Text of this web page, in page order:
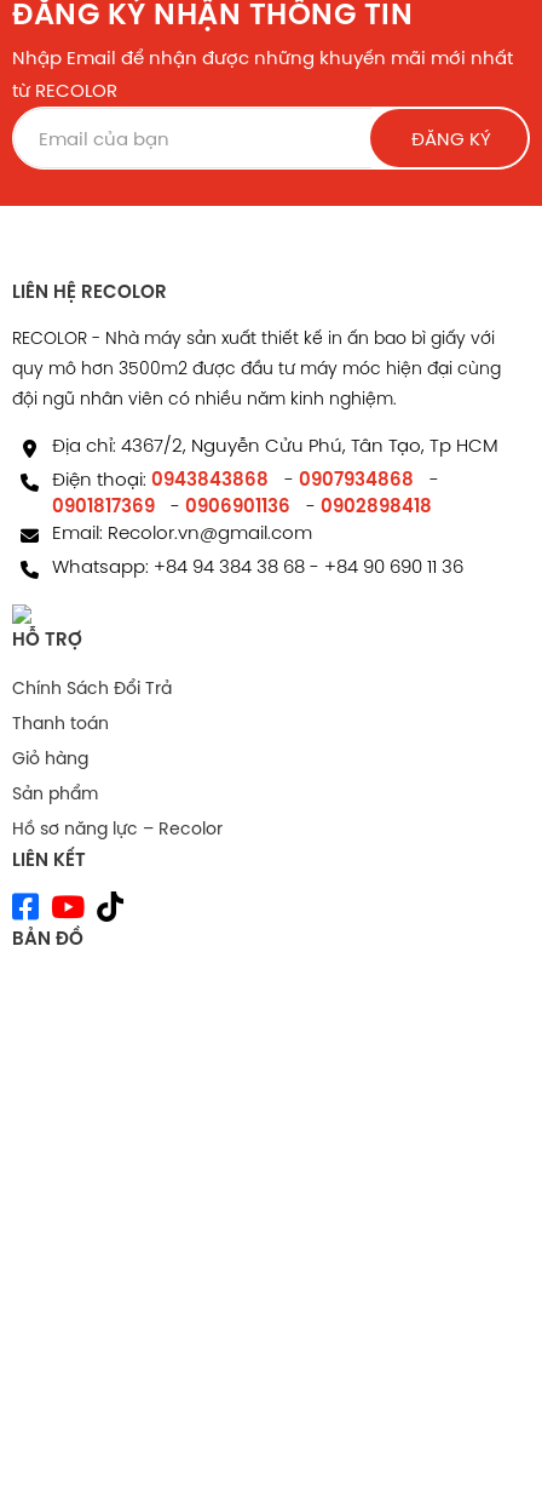
ĐĂNG KÝ NHẬN THÔNG TIN
Nhập Email để nhận được những khuyến mãi mới nhất
từ RECOLOR
ĐĂNG KÝ
LIÊN HỆ RECOLOR
RECOLOR - Nhà máy sản xuất thiết kế in ấn bao bì giấy với
quy mô hơn 3500m2 được đầu tư máy móc hiện đại cùng
đội ngũ nhân viên có nhiều năm kinh nghiệm.
Địa chỉ: 4367/2, Nguyễn Cửu Phú, Tân Tạo, Tp HCM
Điện thoại: 0943843868 - 0907934868
-
0901817369
- 0906901136 - 0902898418
Email: Recolor.vn@gmail.com
Whatsapp: +84 94 384 38 68- +84 90 690 11 36
HỖ TRỢ
Chính Sách Đổi Trả
Thanh toán
Giỏ hàng
Sản phẩm
Hồ sơ năng lực – Recolor
LIÊN KẾT
BẢN ĐỒ